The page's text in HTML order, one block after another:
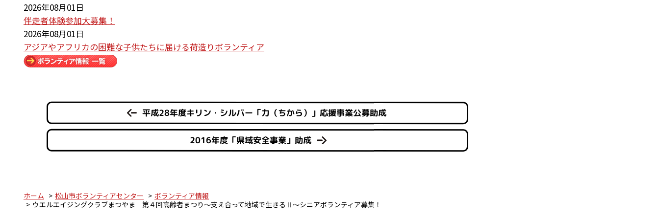
2026年08月01日
伴走者体験参加大募集！
2026年08月01日
アジアやアフリカの困難な子供たちに届ける荷造りボランティア
平成28年度キリン・シルバー「力（ちから）」応援事業公募助成
2016年度「県域安全事業」助成
ホーム 松山市ボランティアセンター
ボランティア情報
ウエルエイジングクラブまつやま 第４回高齢者まつり～支え合って地域で生きるⅡ～シニアボランティア募集！